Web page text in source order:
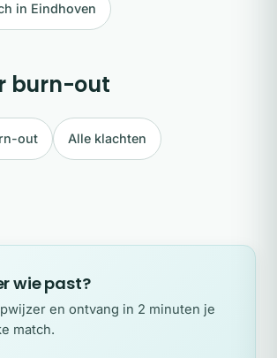
in Eindhoven
burn-out
out Alle klachten
wie past?
en ontvang in 2 minuten je
match.